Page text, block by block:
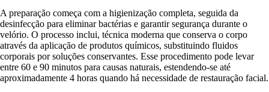
A preparação começa com a higienização completa, seguida da
desinfecção para eliminar bactérias e garantir segurança durante o
velório. O processo inclui, técnica moderna que conserva o corpo
através da aplicação de produtos químicos, substituindo fluidos
corporais por soluções conservantes. Esse procedimento pode levar
entre 60 e 90 minutos para causas naturais, estendendo-se até
aproximadamente 4 horas quando há necessidade de restauração facial.